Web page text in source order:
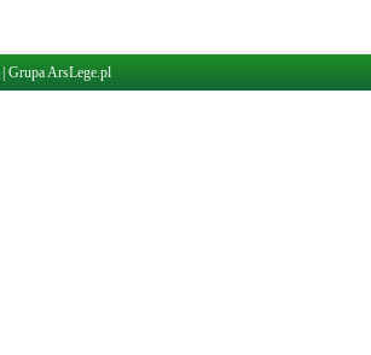
Grupa ArsLege.pl